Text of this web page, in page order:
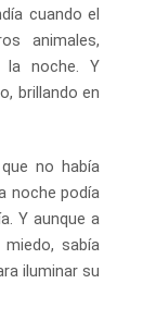
cuando el
animales,
la noche. Y
brillando en
no había
noche podía
Y aunque a
sabía
iluminar su